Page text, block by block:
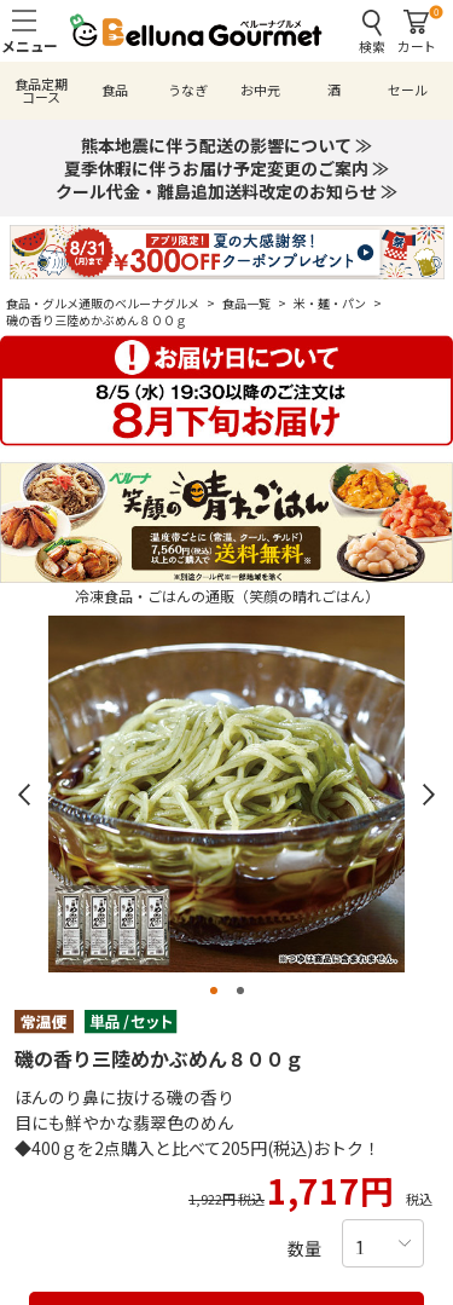
検索
0
カート
食品定期
コース 食品 うなぎ お中元 酒 セール
熊本地震に伴う配送の影響について ≫
夏季休暇に伴うお届け予定変更のご案内 ≫
クール代金・離島追加送料改定のお知らせ ≫
食品・グルメ通販のベルーナグルメ > 食品一覧 > 米・麺・パン >
磯の香り三陸めかぶめん８００ｇ
冷凍食品・ごはんの通販（笑顔の晴れごはん）
磯の香り三陸めかぶめん８００ｇ
ほんのり鼻に抜ける磯の香り
目にも鮮やかな翡翠色のめん
◆400ｇを2点購入と比べて205円(税込)おトク！
1,922円 税込 1,717円 税込
数量